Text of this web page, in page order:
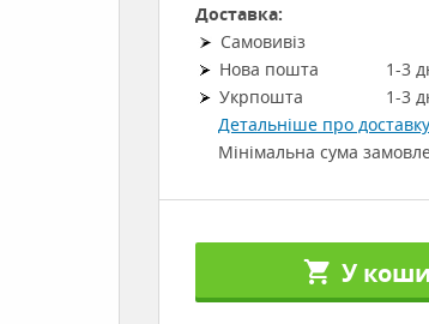
Доставка:
Самовивіз
Нова пошта
1-3
Укрпошта
1-3
Детальніше про
Мінімальна сума
У